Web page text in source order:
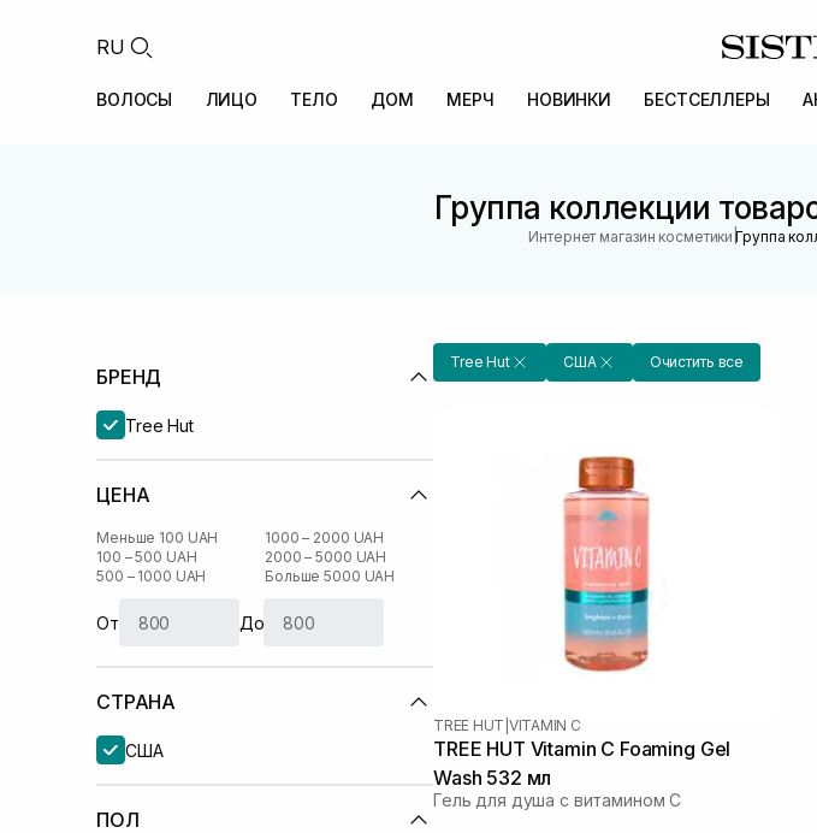
RU
ВОЛОСЫ ЛИЦО ТЕЛО ДОМ МЕРЧ НОВИНКИ БЕСТСЕЛЛЕРЫ
Группа коллекции
Интернет магазин косметики |Группа
БРЕНД
Tree Hut
ЦЕНА
Меньше 100 UAH
100 – 500 UAH
500 – 1000 UAH
1000 – 2000 UAH
2000 – 5000 UAH
Больше 5000 UAH
От До
СТРАНА
США
ПОЛ
Tree Hut США Очистить все
TREE HUT VITAMIN C
TREE HUT Vitamin C Foaming Gel
Wash 532 мл
Гель для душа с витамином C